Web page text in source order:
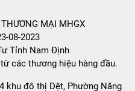
MẠI MHGX
08-2023
Tỉnh Nam Định
các thương hiệu hàng đầu.
khu đô thị Dệt, Phường Năng